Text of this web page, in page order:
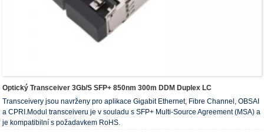
Optický Transceiver 3Gb/s SFP+ 850nm 300m DDM Duplex LC
Transceivery jsou navrženy pro aplikace Gigabit Ethernet, Fibre Channel, OBSAI
a CPRI.Modul transceiveru je v souladu s SFP+ Multi-Source Agreement (MSA) a
je kompatibilní s požadavkem RoHS.